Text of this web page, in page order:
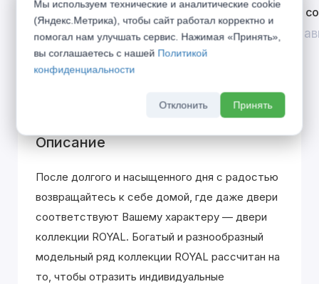
Открой двери выгоде. Дополнительная
скидка 10% на межкомнатные двери при
покупке входной двери
До 31 августа 2026 г
Divilux
До 31
Описание
После долгого и насыщенного дня с радостью
возвращайтесь к себе домой, где даже двери
соответствуют Вашему характеру — двери
коллекции ROYAL. Богатый и разнообразный
модельный ряд коллекции ROYAL рассчитан на
то, чтобы отразить индивидуальные
Мы используем технические и аналитические cookie
(Яндекс.Метрика), чтобы сайт работал корректно и
помогал нам улучшать сервис. Нажимая «Принять»,
вы соглашаетесь с нашей Политикой
конфиденциальности
Отклонить Принять